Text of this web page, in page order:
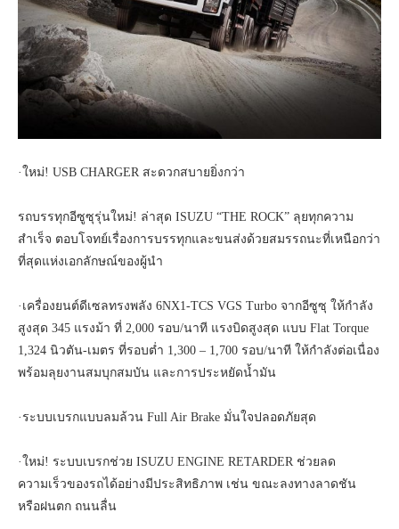
·ใหม่! USB CHARGER สะดวกสบายยิ่งกว่า
รถบรรทุกอีซูซุรุ่นใหม่! ล่าสุด ISUZU “THE ROCK” ลุยทุกความ
สำเร็จ ตอบโจทย์เรื่องการบรรทุกและขนส่งด้วยสมรรถนะที่เหนือกว่า
ที่สุดแห่งเอกลักษณ์ของผู้นำ
·เครื่องยนต์ดีเซลทรงพลัง 6NX1-TCS VGS Turbo จากอีซูซุ ให้กำลัง
สูงสุด 345 แรงม้า ที่ 2,000 รอบ/นาที แรงบิดสูงสุด แบบ Flat Torque
1,324 นิวตัน-เมตร ที่รอบต่ำ 1,300 – 1,700 รอบ/นาที ให้กำลังต่อเนื่อง
พร้อมลุยงานสมบุกสมบัน และการประหยัดน้ำมัน
·ระบบเบรกแบบลมล้วน Full Air Brake มั่นใจปลอดภัยสุด
·ใหม่! ระบบเบรกช่วย ISUZU ENGINE RETARDER ช่วยลด
ความเร็วของรถได้อย่างมีประสิทธิภาพ เช่น ขณะลงทางลาดชัน
หรือฝนตก ถนนลื่น